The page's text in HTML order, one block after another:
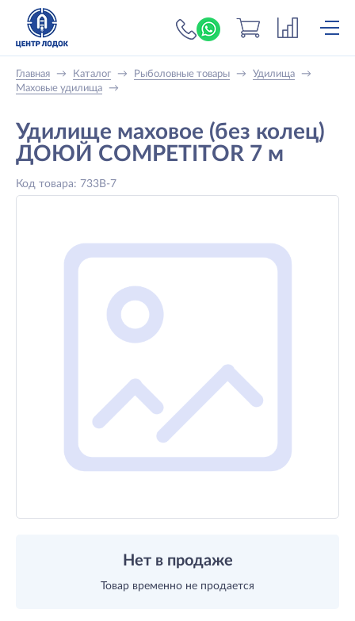
+7 (919) 698-56-
Главная → Каталог → Рыболовные товары → Удилища
→
Маховые удилища
→
Удилище маховое (без колец)
ДОЮЙ COMPETITОR 7 м
Код товара: 733B-7
Нет в продаже
Товар временно не продается